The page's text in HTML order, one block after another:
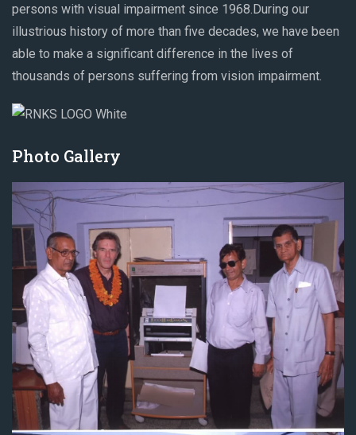
persons with visual impairment since 1968.During our
illustrious history of more than five decades, we have been
able to make a significant difference in the lives of
thousands of persons suffering from vision impairment.
Photo Gallery